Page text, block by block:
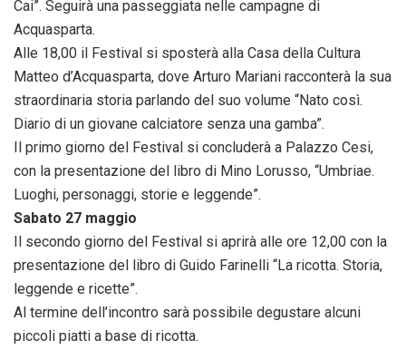
Cai”. Seguirà una passeggiata nelle campagne di
Acquasparta.
Alle 18,00 il Festival si sposterà alla Casa della Cultura
Matteo d’Acquasparta, dove Arturo Mariani racconterà la sua
straordinaria storia parlando del suo volume “Nato così.
Diario di un giovane calciatore senza una gamba”.
Il primo giorno del Festival si concluderà a Palazzo Cesi,
con la presentazione del libro di Mino Lorusso, “Umbriae.
Luoghi, personaggi, storie e leggende”.
Sabato 27 maggio
Il secondo giorno del Festival si aprirà alle ore 12,00 con la
presentazione del libro di Guido Farinelli “La ricotta. Storia,
leggende e ricette”.
Al termine dell’incontro sarà possibile degustare alcuni
piccoli piatti a base di ricotta.